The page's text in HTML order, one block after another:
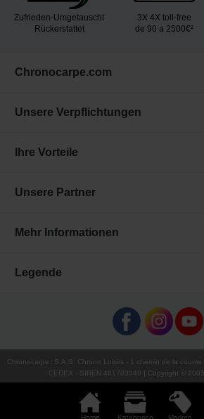
Home Kategorien Marken
Zufrieden-Umgetauscht
Rückerstattet
3X 4X toll-free
de 90 a 2500€²
Chronocarpe.com
Unsere Verpflichtungen
Ihre Vorteile
Unsere Partner
Mehr Informationen
Legende
Chronocarpe : S.A.S. Chrono Loisirs - 1 chemin de la
CEDEX - SIREN 481703049 | Copyright ©